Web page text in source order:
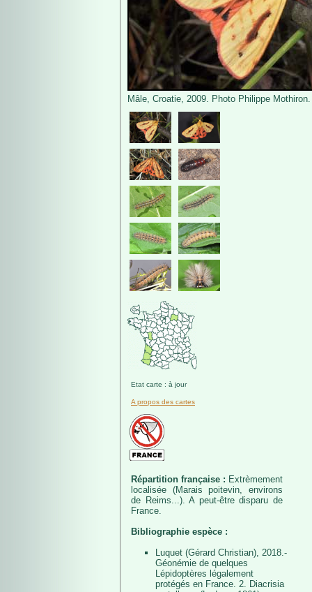
Mâle, Croatie, 2009. Photo Philippe Mothiron.
Etat carte : à jour
A propos des cartes
Répartition française : Extrèmement
localisée (Marais poitevin, environs
de Reims...). A peut-être disparu de
France.
Bibliographie espèce :
Luquet (Gérard Christian), 2018.-
Géonémie de quelques
Lépidoptères légalement
protégés en France. 2. Diacrisia